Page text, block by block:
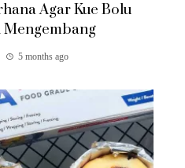
Agar Kue Bolu
5 months ago